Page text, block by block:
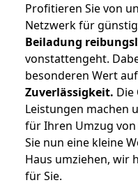
Profitieren Sie von
Netzwerk für
Beiladung
vonstattengeht.
besonderen Wert auf
Zuverlässigkeit. Die
Leistungen machen
für Ihren Umzug von
Sie nun eine kleine
Haus umziehen, wir
für Sie.